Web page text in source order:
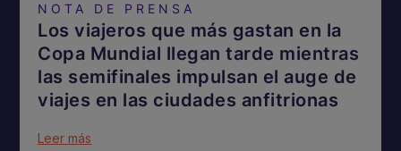
NOTA DE PRENSA
Los viajeros que más gastan en la
Copa Mundial llegan tarde mientras
las semifinales impulsan el auge de
viajes en las ciudades anfitrionas
Leer más